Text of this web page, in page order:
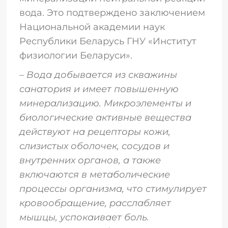
вода. Это подтверждено заключением
Национальной академии наук
Республики Беларусь ГНУ «Институт
физиологии Беларуси».
–Вода добывается из скважины
санатория и имеет повышенную
минерализацию. Микроэлементы и
биологические активные вещества
действуют на рецепторы кожи,
слизистых оболочек, сосудов и
внутренних органов, а также
включаются в метаболические
процессы организма, что стимулирует
кровообращение, расслабляет
мышцы, успокаивает боль.